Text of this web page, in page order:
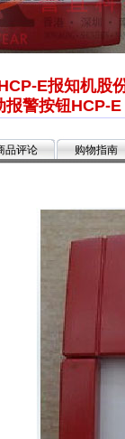
E报知机股
报警按钮HCP-E
品评论 购物指南